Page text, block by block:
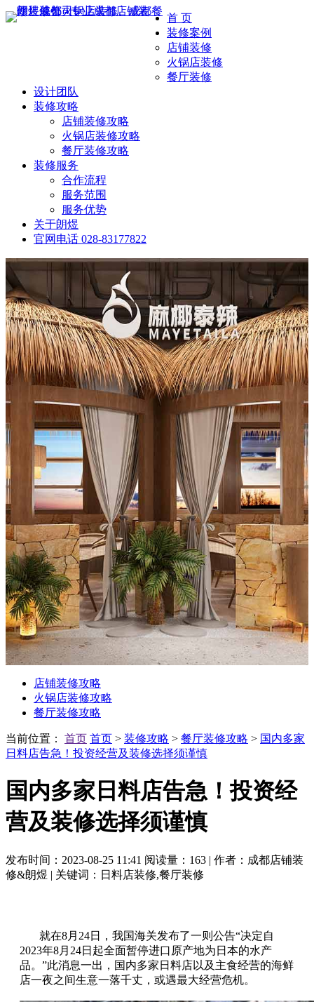
首 页
装修案例
店铺装修
火锅店装修
餐厅装修
设计团队
装修攻略
店铺装修攻略
火锅店装修攻略
餐厅装修攻略
装修服务
合作流程
服务范围
服务优势
关于朗煜
官网电话 028-83177822
店铺装修攻略
火锅店装修攻略
餐厅装修攻略
当前位置： 首页 首页 > 装修攻略 > 餐厅装修攻略 > 国内多家
日料店告急！投资经营及装修选择须谨慎
国内多家日料店告急！投资经
营及装修选择须谨慎
发布时间：2023-08-25 11:41 阅读量：163 | 作者：成都店铺装
修&朗煜 | 关键词：日料店装修,餐厅装修
就在8月24日，我国海关发布了一则公告“决定自
2023年8月24日起全面暂停进口原产地为日本的水产
品。”此消息一出，国内多家日料店以及主食经营的海鲜
店一夜之间生意一落千丈，或遇最大经营危机。